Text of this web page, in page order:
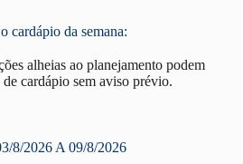
cardápio da semana:
alheias ao planejamento podem
de cardápio sem aviso prévio.
8/2026 A 09/8/2026